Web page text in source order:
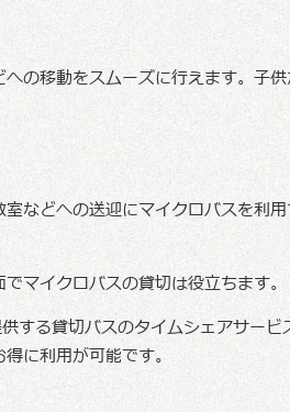
の移動をスムーズに行えます。子
などへの送迎にマイクロバスを利
マイクロバスの貸切は役立ちます。
する貸切バスのタイムシェアサー
に利用が可能です。